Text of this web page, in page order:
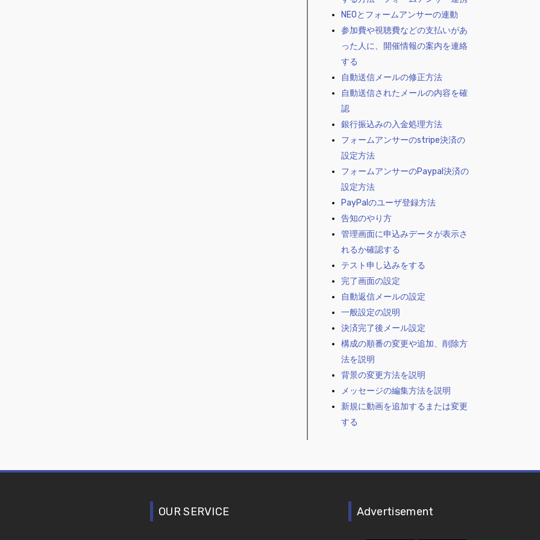
NEOとフォームアンサーの連動
参加費や視聴費などの支払いがあ
った人に、開催情報の案内を連絡
する
自動送信メールの修正方法
自動送信されたメールの内容を確
認
銀行振込みの入金処理方法
フォームアンサーのstripe決済の
設定方法
フォームアンサーのPaypal決済の
設定方法
PayPalのユーザ登録方法
告知のやり方
管理画面に申込みデータが表示さ
れるか確認する
テスト申し込みをする
完了画面の設定
自動返信メールの設定
一般設定の説明
決済完了後メール設定
構成の順番の変更や追加、削除方
法を説明
背景の変更方法を説明
メッセージの編集方法を説明
新規に動画を追加するまたは変更
する
OUR SERVICE Advertisement